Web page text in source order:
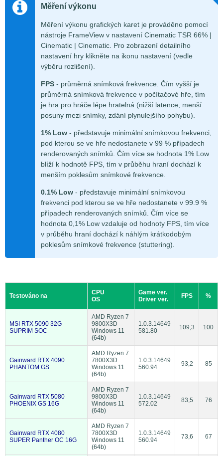
Měření výkonu
Měření výkonu grafických karet je prováděno pomocí
nástroje FrameView v nastavení Cinematic TSR 66% |
Cinematic | Cinematic. Pro zobrazení detailního
nastavení hry klikněte na ikonu nastavení (vedle
výběru rozlišení).
FPS - průměrná snímková frekvence. Čím vyšší je
průměrná snímková frekvence v počítačové hře, tím
je hra pro hráče lépe hratelná (nižší latence, menší
posuny mezi snímky, zdání plynulejšího pohybu).
1% Low - představuje minimální snímkovou frekvenci,
pod kterou se ve hře nedostanete v 99 % případech
renderovaných snímků. Čím více se hodnota 1% Low
blíží k hodnotě FPS, tím v průběhu hraní dochází k
menším poklesům snímkové frekvence.
0.1% Low - představuje minimální snímkovou
frekvenci pod kterou se ve hře nedostanete v 99.9 %
případech renderovaných snímků. Čím více se
hodnota 0,1% Low vzdaluje od hodnoty FPS, tím více
v průběhu hraní dochází k náhlým krátkodobým
poklesům snímkové frekvence (stuttering).
Testováno na
CPU
OS
Game ver.
Driver ver.
FPS %
MSI RTX 5090 32G
SUPRIM SOC
AMD Ryzen 7
9800X3D
Windows 11
(64b)
1.0.3.14649
581.80
109,3 100
Gainward RTX 4090
PHANTOM GS
AMD Ryzen 7
7800X3D
Windows 11
(64b)
1.0.3.14649
560.94
93,2 85
Gainward RTX 5080
PHOENIX GS 16G
AMD Ryzen 7
9800X3D
Windows 11
(64b)
1.0.3.14649
572.02
83,5 76
Gainward RTX 4080
SUPER Panther OC 16G
AMD Ryzen 7
7800X3D
Windows 11
(64b)
1.0.3.14649
560.94
73,6 67